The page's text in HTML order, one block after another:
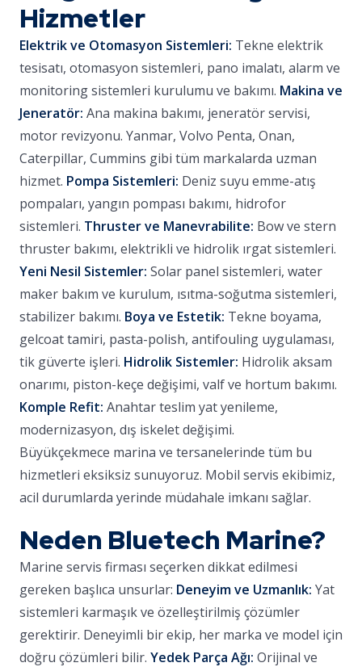
Hizmetler
Elektrik ve Otomasyon Sistemleri: Tekne elektrik
tesisatı, otomasyon sistemleri, pano imalatı, alarm ve
monitoring sistemleri kurulumu ve bakımı. Makina ve
Jeneratör: Ana makina bakımı, jeneratör servisi,
motor revizyonu. Yanmar, Volvo Penta, Onan,
Caterpillar, Cummins gibi tüm markalarda uzman
hizmet. Pompa Sistemleri: Deniz suyu emme-atış
pompaları, yangın pompası bakımı, hidrofor
sistemleri. Thruster ve Manevrabilite: Bow ve stern
thruster bakımı, elektrikli ve hidrolik ırgat sistemleri.
Yeni Nesil Sistemler: Solar panel sistemleri, water
maker bakım ve kurulum, ısıtma-soğutma sistemleri,
stabilizer bakımı. Boya ve Estetik: Tekne boyama,
gelcoat tamiri, pasta-polish, antifouling uygulaması,
tik güverte işleri. Hidrolik Sistemler: Hidrolik aksam
onarımı, piston-keçe değişimi, valf ve hortum bakımı.
Komple Refit: Anahtar teslim yat yenileme,
modernizasyon, dış iskelet değişimi.
Büyükçekmece marina ve tersanelerinde tüm bu
hizmetleri eksiksiz sunuyoruz. Mobil servis ekibimiz,
acil durumlarda yerinde müdahale imkanı sağlar.
Neden Bluetech Marine?
Marine servis firması seçerken dikkat edilmesi
gereken başlıca unsurlar: Deneyim ve Uzmanlık: Yat
sistemleri karmaşık ve özelleştirilmiş çözümler
gerektirir. Deneyimli bir ekip, her marka ve model için
doğru çözümleri bilir. Yedek Parça Ağı: Orijinal ve